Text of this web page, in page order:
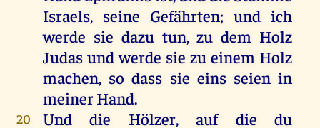
Israels, seine Gefährten;und ich
werde sie dazu tun,zu dem Holz
Judas und werde sie zu einem Holz
machen, so dass sie eins seien in
meinerHand.
20 Und die Hölzer,auf die
du